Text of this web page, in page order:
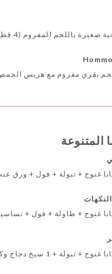
صغيرة باللحم المفروم (4 قطع)
بقري مفروم مع هريس
المتنوعة
غنوج + تبولة + فول + ورق عنب
+ طاولة + فول + تساسيكي + 1 ورقة + 1
سيخ دجاج وكفتة + 1 ركعة لحم + 2 ركعة جبنة + فلافل